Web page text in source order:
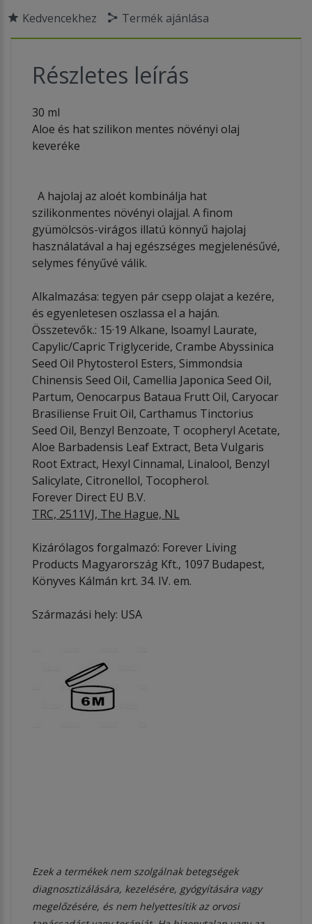
Kedvencekhez Termék ajánlása
Részletes leírás
30 ml
Aloe és hat szilikon mentes növényi olaj
keveréke
A hajolaj az aloét kombinálja hat
szilikonmentes növényi olajjal. A finom
gyümölcsös-virágos illatú könnyű hajolaj
használatával a haj egészséges megjelenésűvé,
selymes fényűvé válik.
Alkalmazása: tegyen pár csepp olajat a kezére,
és egyenletesen oszlassa el a haján.
Összetevők.: 15·19 Alkane, lsoamyl Laurate,
Capylic/Capric Triglyceride, Crambe Abyssinica
Seed Oil Phytosterol Esters, Simmondsia
Chinensis Seed Oil, Camellia Japonica Seed Oil,
Partum, Oenocarpus Bataua Frutt Oil, Caryocar
Brasiliense Fruit Oil, Carthamus Tinctorius
Seed Oil, Benzyl Benzoate, T ocopheryl Acetate,
Aloe Barbadensis Leaf Extract, Beta Vulgaris
Root Extract, Hexyl Cinnamal, Linalool, Benzyl
Salicylate, Citronellol, Tocopherol.
Forever Direct EU B.V.
TRC, 2511VJ, The Hague, NL
Kizárólagos forgalmazó: Forever Living
Products Magyarország Kft., 1097 Budapest,
Könyves Kálmán krt. 34. IV. em.
Származási hely: USA
Ezek a termékek nem szolgálnak betegségek
diagnosztizálására, kezelésére, gyógyítására vagy
megelőzésére, és nem helyettesítik az orvosi